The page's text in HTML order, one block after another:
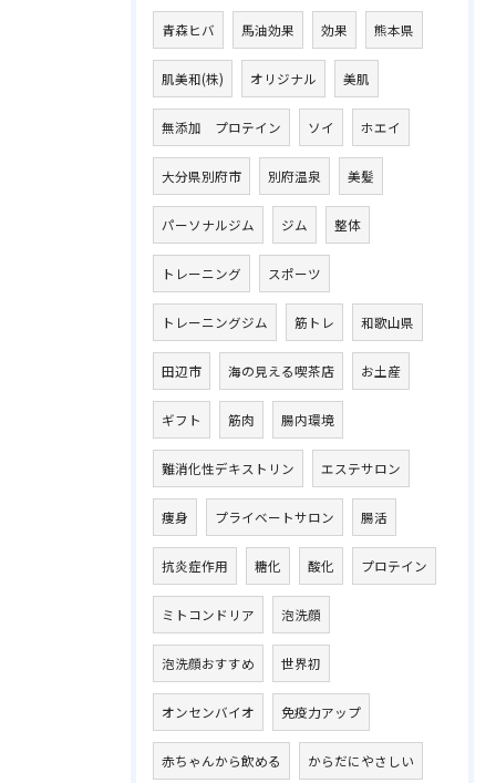
青森ヒバ 馬油効果 効果 熊本県
肌美和(株) オリジナル 美肌
無添加 プロテイン ソイ ホエイ
大分県別府市 別府温泉 美髪
パーソナルジム ジム 整体
トレーニング スポーツ
トレーニングジム 筋トレ 和歌山県
田辺市 海の見える喫茶店 お土産
ギフト 筋肉 腸内環境
難消化性デキストリン エステサロン
痩身 プライベートサロン 腸活
抗炎症作用 糖化 酸化 プロテイン
ミトコンドリア 泡洗顔
泡洗顔おすすめ 世界初
オンセンバイオ 免疫力アップ
赤ちゃんから飲める からだにやさしい